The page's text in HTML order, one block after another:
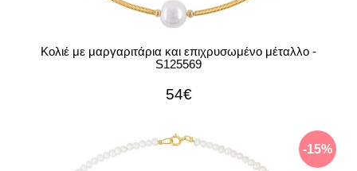
Κολιέ με μαργαριτάρια και επιχρυσωμένο μέταλλο -
S125569
54€
-15%